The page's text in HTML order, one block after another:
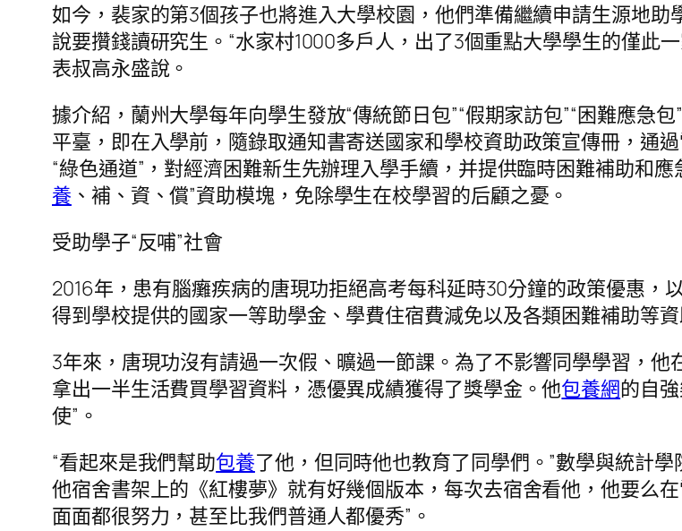
如今，裴家的第3個孩子也將進入大學校園，他們準備繼續申請生源地助
說要攢錢讀研究生。“水家村1000多戶人，出了3個重點大學學生的僅此
表叔高永盛說。
據介紹，蘭州大學每年向學生發放“傳統節日包”“假期家訪包”“困難應急
平臺，即在入學前，隨錄取通知書寄送國家和學校資助政策宣傳冊，通
“綠色通道”，對經濟困難新生先辦理入學手續，并提供臨時困難補助和
養 、補、資、償”資助模塊，免除學生在校學習的后顧之憂。
受助學子“反哺”社會
2016年，患有腦癱疾病的唐現功拒絕高考每科延時30分鐘的政策優惠，
得到學校提供的國家一等助學金、學費住宿費減免以及各類困難補助等資
3年來，唐現功沒有請過一次假、曠過一節課。為了不影響同學學習，
拿出一半生活費買學習資料，憑優異成績獲得了獎學金。他包養網的自
使”。
“看起來是我們幫助包養了他，但同時他也教育了同學們。”數學與統計
他宿舍書架上的《紅樓夢》就有好幾個版本，每次去宿舍看他，他要么
面面都很努力，甚至比我們普通人都優秀”。